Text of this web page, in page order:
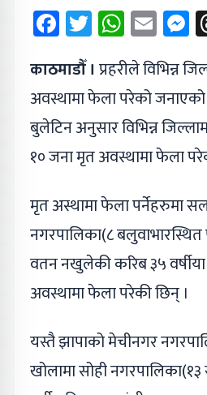
Facebook
Twitter
काठमाडौँ । प्रहरीले विभिन्न
अवस्थामा फेला परेको जनाएको
बुलेटिन अनुसार विभिन्न
१० जना मृत अवस्थामा फेला
मृत अस्थामा फेला पर्नेहरुमा
नगरपालिका(८ बलुवाभारस्थित
वतन नखुलेकी करिब ३५
अवस्थामा फेला परेकी छिन् ।
यस्तै झापाको मेचीनगर
खोलामा सोही